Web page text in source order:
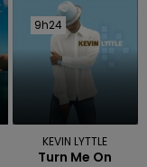
9h24
9h24
KEVIN LYTTLE
Turn Me On